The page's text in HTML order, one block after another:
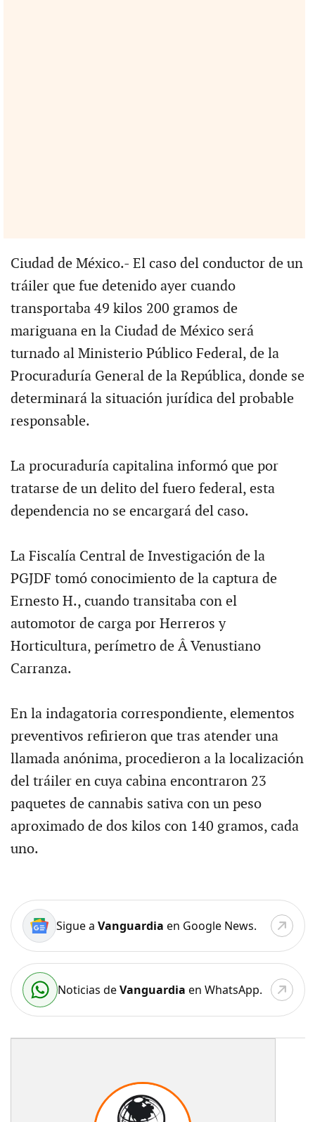
Ciudad de México.- El caso del conductor de un
tráiler que fue detenido ayer cuando
transportaba 49 kilos 200 gramos de
mariguana en la Ciudad de México será
turnado al Ministerio Público Federal, de la
Procuraduría General de la República, donde se
determinará la situación jurídica del probable
responsable.
La procuraduría capitalina informó que por
tratarse de un delito del fuero federal, esta
dependencia no se encargará del caso.
La Fiscalía Central de Investigación de la
PGJDF tomó conocimiento de la captura de
Ernesto H., cuando transitaba con el
automotor de carga por Herreros y
Horticultura, perímetro de Â Venustiano
Carranza.
En la indagatoria correspondiente, elementos
preventivos refirieron que tras atender una
llamada anónima, procedieron a la localización
del tráiler en cuya cabina encontraron 23
paquetes de cannabis sativa con un peso
aproximado de dos kilos con 140 gramos, cada
uno.
Sigue a Vanguardia en Google News.
Noticias deVanguardia en WhatsApp.